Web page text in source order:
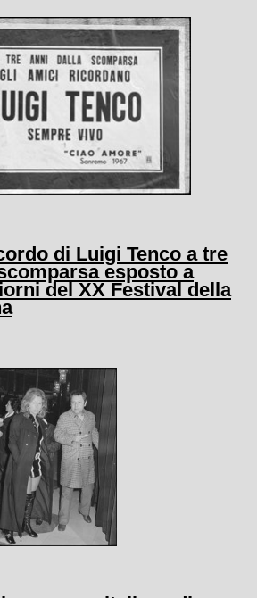
di Luigi Tenco a tre
esposto a
del XX Festival della